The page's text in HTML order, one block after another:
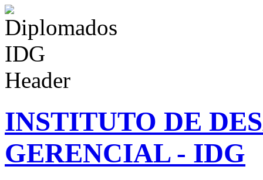
INSTITUTO DE
GERENCIAL - IDG